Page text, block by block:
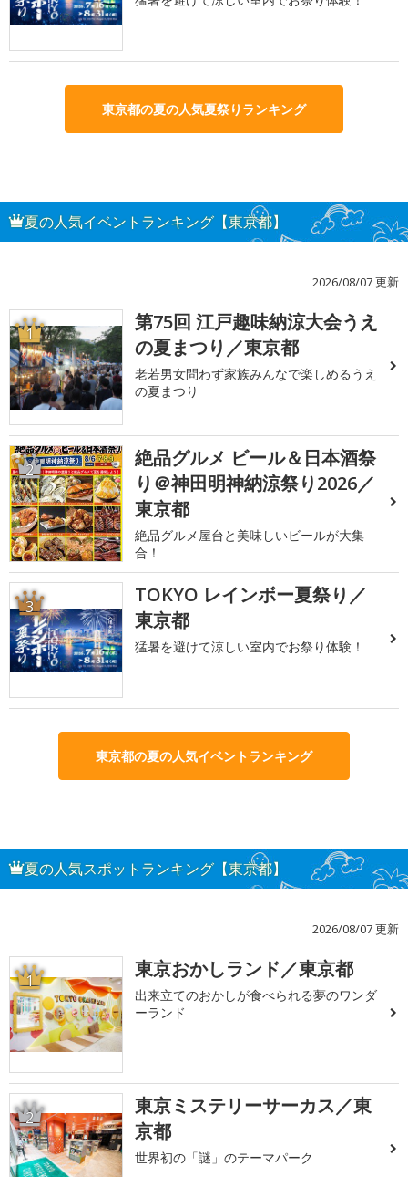
東京都の夏の人気夏祭りランキング
夏の人気イベントランキング【東京都】
2026/08/07 更新
1
第75回 江戸趣味納涼大会うえ
の夏まつり／東京都
老若男女問わず家族みんなで楽しめるうえ
の夏まつり
2
絶品グルメ ビール＆日本酒祭
り＠神田明神納涼祭り2026／
東京都
絶品グルメ屋台と美味しいビールが大集
合！
3
TOKYO レインボー夏祭り／
東京都
猛暑を避けて涼しい室内でお祭り体験！
東京都の夏の人気イベントランキング
夏の人気スポットランキング【東京都】
2026/08/07 更新
1 東京おかしランド／東京都
出来立てのおかしが食べられる夢のワンダ
ーランド
2
東京ミステリーサーカス／東
京都
世界初の「謎」のテーマパーク